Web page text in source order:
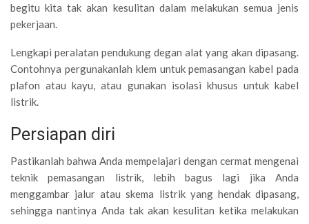
begitu kita tak akan kesulitan dalam melakukan semua jenis
pekerjaan.
Lengkapi peralatan pendukung degan alat yang akan dipasang.
Contohnya pergunakanlah klem untuk pemasangan kabel pada
plafon atau kayu, atau gunakan isolasi khusus untuk kabel
listrik.
Persiapan diri
Pastikanlah bahwa Anda mempelajari dengan cermat mengenai
teknik pemasangan listrik, lebih bagus lagi jika Anda
menggambar jalur atau skema listrik yang hendak dipasang,
sehingga nantinya Anda tak akan kesulitan ketika melakukan